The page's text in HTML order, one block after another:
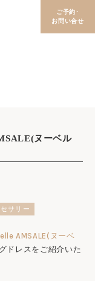
ご予約･
お問い合せ
ヌーベル
サリー
AMSALE(ヌーベ
ドレスをご紹介いた